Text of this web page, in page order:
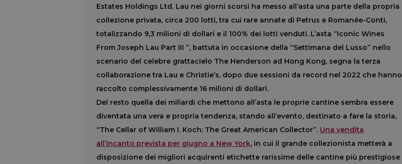
Estates Holdings Ltd. Lau nei giorni scorsi ha messo all’asta una parte della propria
collezione privata, circa 200 lotti, tra cui rare annate di Petrus e Romanée-Conti,
totalizzando 9,3 milioni di dollari e il 100% dei lotti venduti. L’asta “Iconic Wines
From Joseph Lau Part III ”, battuta in occasione della “Settimana del Lusso” nello
scenario del celebre grattacielo The Henderson ad Hong Kong, segna la terza
collaborazione tra Lau e Christie’s, dopo due sessioni da record nel 2022 che hanno
raccolto complessivamente 16 milioni di dollari.
Del resto quella dei miliardi che mettono all’asta le proprie cantine sembra essere
diventata una vera e propria tendenza, stando all’evento, destinato a fare la storia,
“The Cellar of William I. Koch: The Great American Collector”. Una vendita
all’incanto prevista per giugno a New York, in cui il grande collezionista metterà a
disposizione dei migliori acquirenti etichette rarissime delle cantine più prestigiose